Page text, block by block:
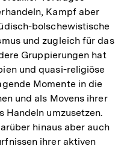
Kampf aber
bolschewistische
und zugleich für das
Gruppierungen hat
und quasi-religiöse
Momente in die
und als Movens ihrer
umzusetzen.
hinaus aber auch
ihrer aktiven